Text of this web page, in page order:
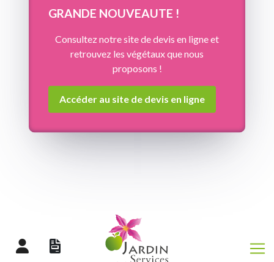
GRANDE NOUVEAUTE !
Consultez notre site de devis en ligne et
retrouvez les végétaux que nous
proposons !
Accéder au site de devis en ligne
Panneau de gestion des cookies